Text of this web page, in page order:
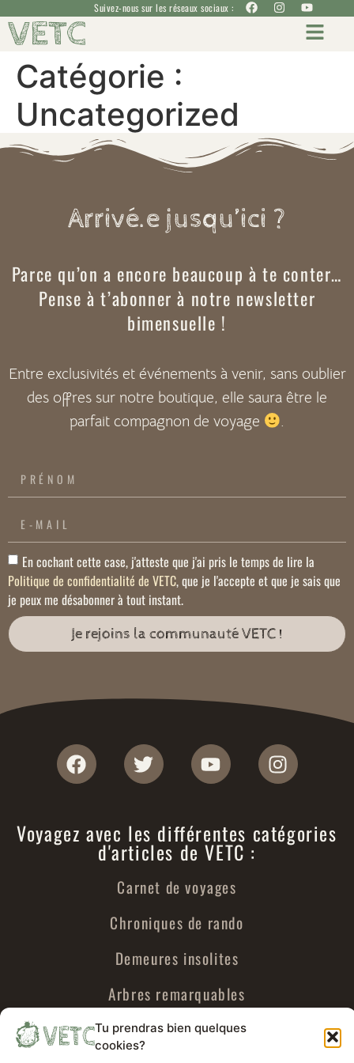
Tu prendras bien quelques
cookies?
Suivez-nous sur les réseaux sociaux :
VETC
Catégorie :
Uncategorized
Arrivé.e jusqu’ici ?
Parce qu’on a encore beaucoup à te conter…
Pense à t’abonner à notre newsletter
bimensuelle !
Entre exclusivités et événements à venir, sans oublier
des offres sur notre boutique, elle saura être le
parfait compagnon de voyage
.
En cochant cette case, j'atteste que j'ai pris le temps de lire la
Politique de confidentialité de VETC, que je l'accepte et que je sais que
je peux me désabonner à tout instant.
Je rejoins la communauté VETC !
Voyagez avec les différentes catégories
d'articles de VETC :
Carnet de voyages
Chroniques de rando
Demeures insolites
Arbres remarquables
Urbex